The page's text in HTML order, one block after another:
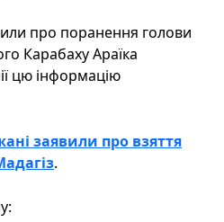
про поранення голови
Карабаху Араїка
цю інформацію
заявили про взяття
.